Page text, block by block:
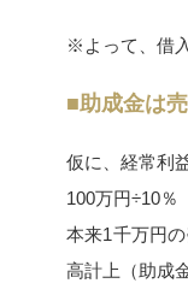
※よって、借
■助成金は
仮に、経常利
100万円÷10
本来1千万円
高計上（助成